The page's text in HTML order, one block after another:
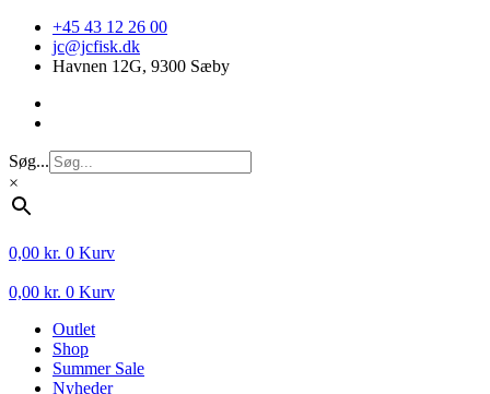
Videre
indhold
+45 43 12 26 00
jc@jcfisk.dk
Havnen 12G, 9300 Sæby
Søg...
×
0,00 kr. 0 Kurv
0,00 kr. 0 Kurv
Outlet
Shop
Summer Sale
Nyheder